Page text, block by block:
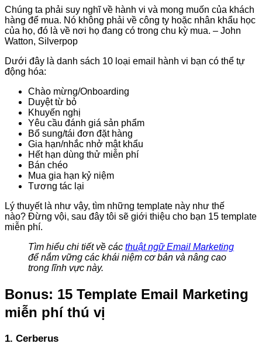
Chúng ta phải suy nghĩ về hành vi và mong muốn của khách
hàng để mua. Nó không phải về công ty hoặc nhân khẩu học
của họ, đó là về nơi họ đang có trong chu kỳ mua. – John
Watton, Silverpop
Dưới đây là danh sách 10 loại email hành vi bạn có thể tự
động hóa:
Chào mừng/Onboarding
Duyệt từ bỏ
Khuyến nghị
Yêu cầu đánh giá sản phẩm
Bổ sung/tái đơn đặt hàng
Gia hạn/nhắc nhở mật khẩu
Hết hạn dùng thử miễn phí
Bán chéo
Mua gia hạn kỷ niệm
Tương tác lại
Lý thuyết là như vậy, tìm những template này như thế
nào? Đừng vội, sau đây tôi sẽ giới thiệu cho bạn 15 template
miễn phí.
Tìm hiểu chi tiết về các thuật ngữ Email Marketing
để nắm vững các khái niệm cơ bản và nâng cao
trong lĩnh vực này.
Bonus: 15 Template Email Marketing
miễn phí thú vị
1. Cerberus